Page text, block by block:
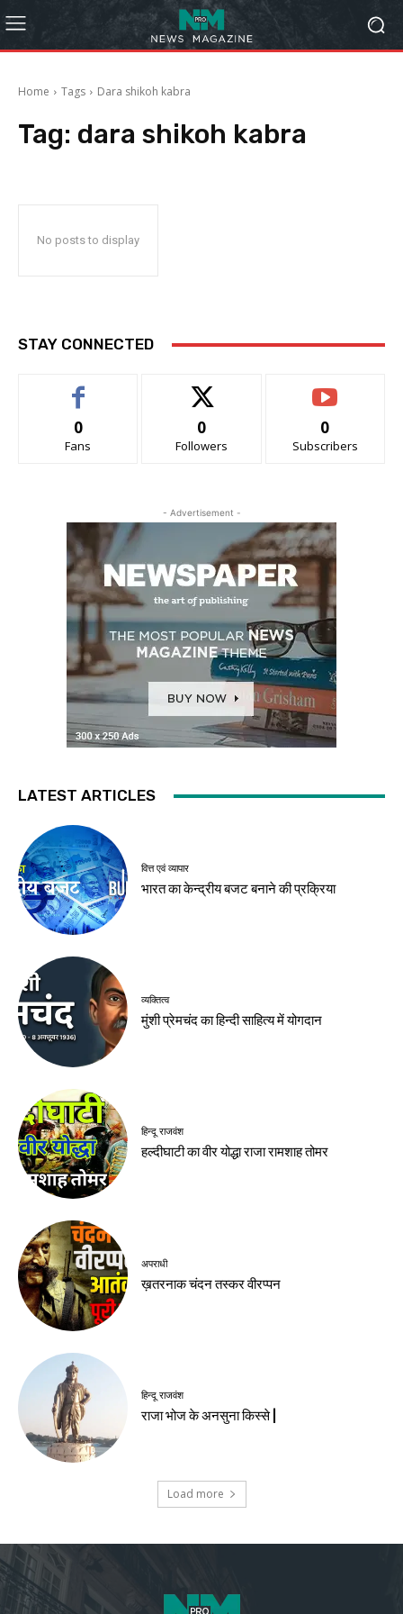
Home Tags Dara shikoh kabra
Tag: dara shikoh kabra
No posts to display
STAY CONNECTED
0
Fans
0
Followers
0
Subscribers
- Advertisement -
LATEST ARTICLES
वित्त एवं व्यापार
भारत का केन्द्रीय बजट बनाने की प्रक्रिया
व्यक्तित्व
मुंशी प्रेमचंद का हिन्दी साहित्य में योगदान
हिन्दू राजवंश
हल्दीघाटी का वीर योद्धा राजा रामशाह तोमर
अपराधी
ख़तरनाक चंदन तस्कर वीरप्पन
हिन्दू राजवंश
राजा भोज के अनसुना किस्से |
Load more